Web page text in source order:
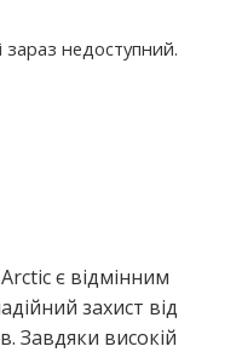
зараз недоступний.
є від­мін­ним
захист від
Зав­дя­ки висо­кій